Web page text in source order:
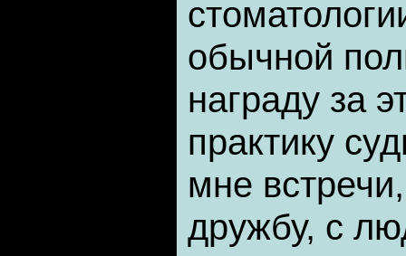
обычной
награду за
практику
мне
дружбу, с